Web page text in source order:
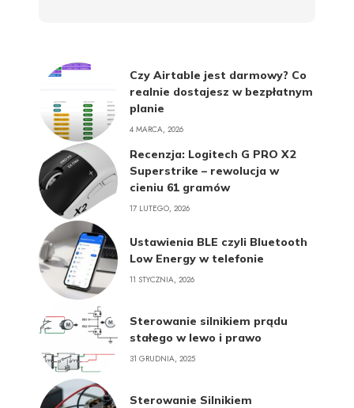
Czy Airtable jest darmowy? Co
realnie dostajesz w bezpłatnym
planie
4 MARCA, 2026
Recenzja: Logitech G PRO X2
Superstrike – rewolucja w
cieniu 61 gramów
17 LUTEGO, 2026
Ustawienia BLE czyli Bluetooth
Low Energy w telefonie
11 STYCZNIA, 2026
Sterowanie silnikiem prądu
stałego w lewo i prawo
31 GRUDNIA, 2025
Sterowanie Silnikiem